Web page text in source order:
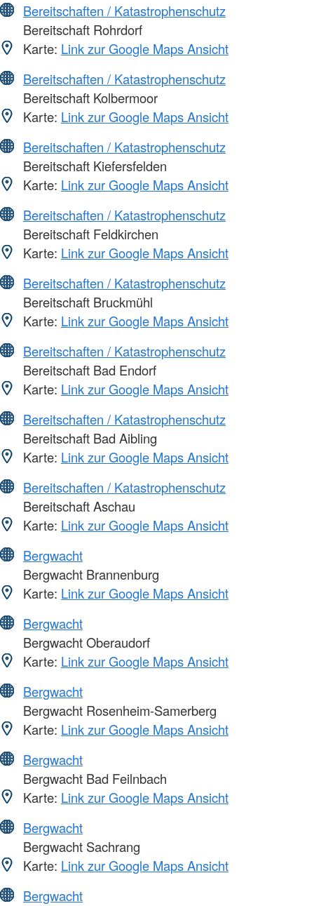
Bereitschaften / Katastrophenschutz
Bereitschaft Rohrdorf
Karte: Link zur Google Maps Ansicht
Bereitschaften / Katastrophenschutz
Bereitschaft Kolbermoor
Karte: Link zur Google Maps Ansicht
Bereitschaften / Katastrophenschutz
Bereitschaft Kiefersfelden
Karte: Link zur Google Maps Ansicht
Bereitschaften / Katastrophenschutz
Bereitschaft Feldkirchen
Karte: Link zur Google Maps Ansicht
Bereitschaften / Katastrophenschutz
Bereitschaft Bruckmühl
Karte: Link zur Google Maps Ansicht
Bereitschaften / Katastrophenschutz
Bereitschaft Bad Endorf
Karte: Link zur Google Maps Ansicht
Bereitschaften / Katastrophenschutz
Bereitschaft Bad Aibling
Karte: Link zur Google Maps Ansicht
Bereitschaften / Katastrophenschutz
Bereitschaft Aschau
Karte: Link zur Google Maps Ansicht
Bergwacht
Bergwacht Brannenburg
Karte: Link zur Google Maps Ansicht
Bergwacht
Bergwacht Oberaudorf
Karte: Link zur Google Maps Ansicht
Bergwacht
Bergwacht Rosenheim-Samerberg
Karte: Link zur Google Maps Ansicht
Bergwacht
Bergwacht Bad Feilnbach
Karte: Link zur Google Maps Ansicht
Bergwacht
Bergwacht Sachrang
Karte: Link zur Google Maps Ansicht
Bergwacht